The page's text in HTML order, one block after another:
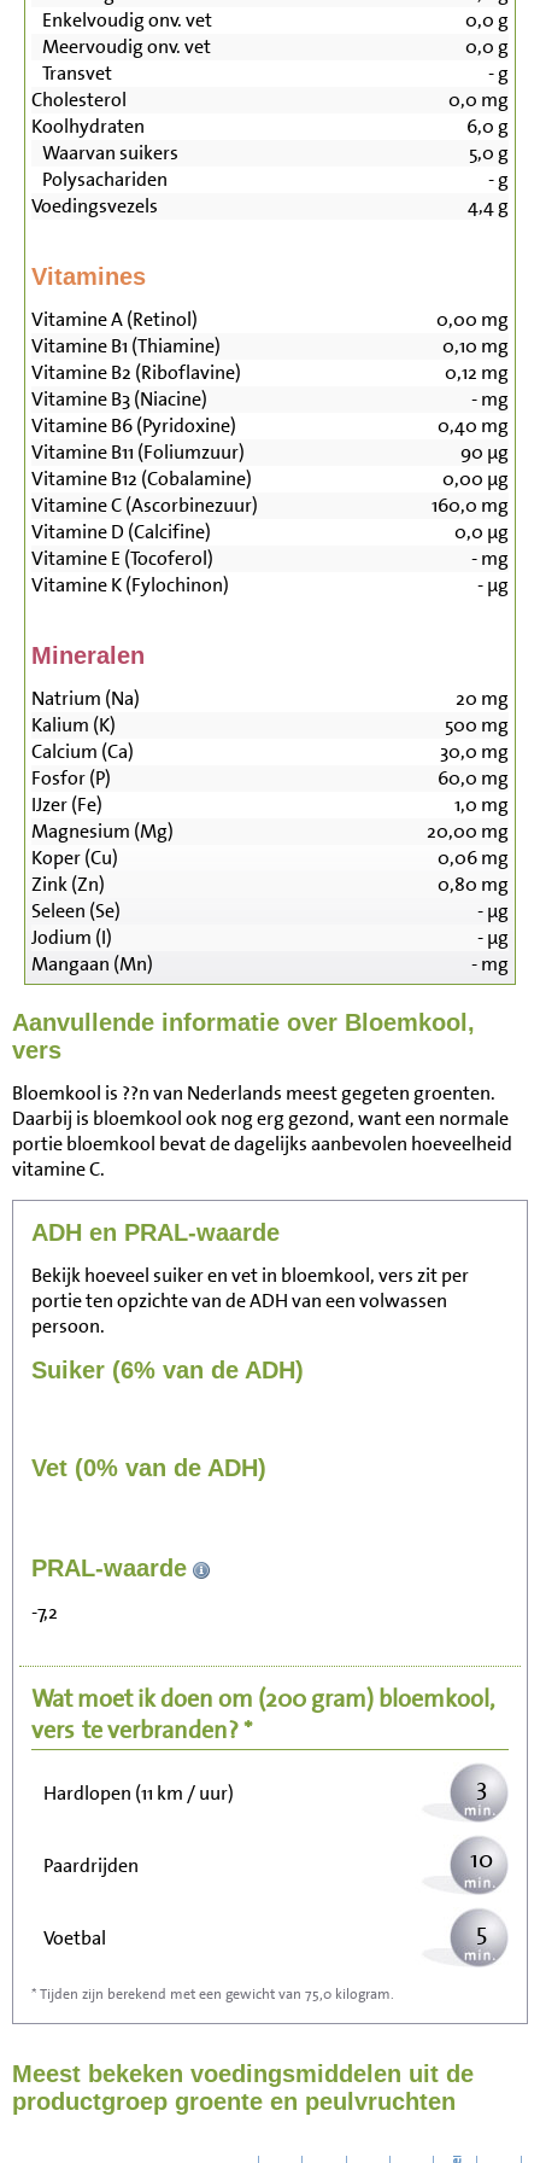
Enkelvoudig onv. vet
0,0 g
Meervoudig onv. vet
0,0 g
Transvet
-g
Cholesterol
0,0 mg
Koolhydraten
6,0 g
Waarvan suikers
5,0 g
Polysachariden
-g
Voedingsvezels
4,4g
Vitamines
Vitamine A (Retinol) 0,00 mg
Vitamine B1 (Thiamine)
0,10 mg
Vitamine B2 (Riboflavine)
0,12 mg
Vitamine B3 (Niacine)
-mg
Vitamine B6 (Pyridoxine)
0,40 mg
Vitamine B11 (Foliumzuur)
90 µg
Vitamine B12 (Cobalamine)
0,00 µg
Vitamine C (Ascorbinezuur)
160,0 mg
Vitamine D (Calcifine)
0,0 µg
Vitamine E (Tocoferol)
-mg
Vitamine K (Fylochinon)
-µg
Mineralen
Natrium (Na) 20 mg
Kalium (K)
500 mg
Calcium (Ca)
30,0 mg
Fosfor (P)
60,0 mg
IJzer (Fe)
1,0 mg
Magnesium (Mg)
20,00 mg
Koper (Cu)
0,06mg
Zink (Zn)
0,80 mg
Seleen (Se)
-µg
Jodium (I)
-µg
Mangaan (Mn)
-mg
Aanvullende informatie over Bloemkool,
vers
Bloemkool is ??n van Nederlands meest gegeten groenten.
Daarbij is bloemkool ook nog erg gezond, want een normale
portie bloemkool bevat de dagelijks aanbevolen hoeveelheid
vitamine C.
ADH en PRAL-waarde
Bekijk hoeveel suiker en vet in bloemkool, vers zit per
portie ten opzichte van de ADH van een volwassen
persoon.
Suiker (6% van de ADH)
Vet (0% van de ADH)
PRAL-waarde
-7,2
Wat moet ik doen om (200 gram)bloemkool,
vers te verbranden? *
Zitten, tv kijken
Wandelen (5 km/uur) 9
Hardlopen (11 km / uur) 3
Paardrijden 10
Voetbal 5
Stofzuigen
Strijken 17
19
* Tijden zijn berekend met een gewicht van 75,0 kilogram.
Meest bekeken voedingsmiddelen uit de
productgroep groente en peulvruchten